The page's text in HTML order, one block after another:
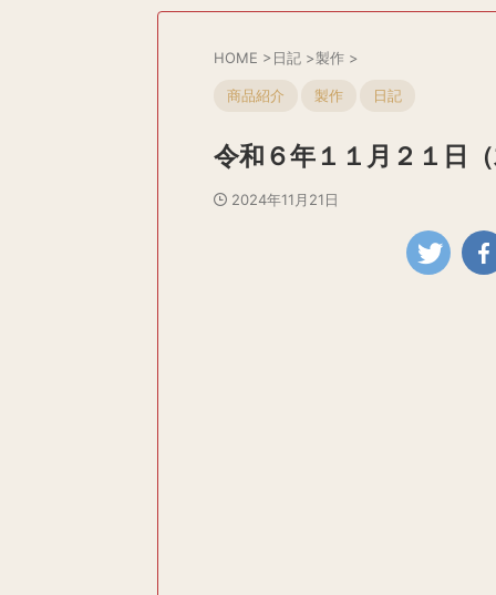
HOME >日記 >製作 >
商品紹介 製作 日記
令和６年１１月２１日
2024年11月21日